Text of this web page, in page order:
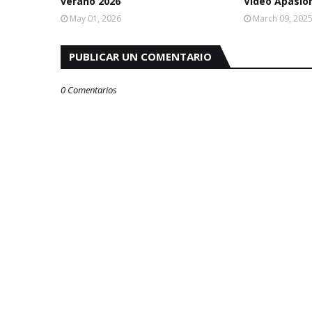
May 01, 2026 March 09, 2025
PUBLICAR UN COMENTARIO
0 Comentarios